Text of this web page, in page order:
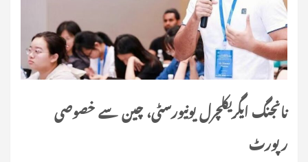
نانجنگ ایگریکلچرل یونیورسٹی، چین سے خصوصی
رپورٹ